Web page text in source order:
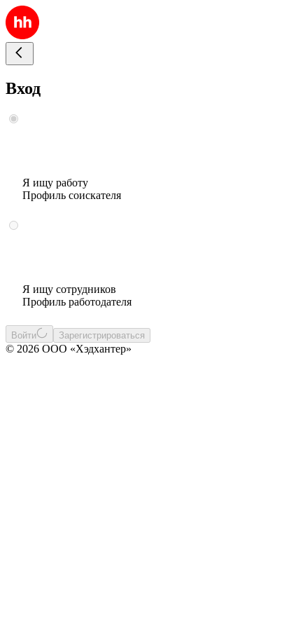
Вход
Я ищу работу
Профиль соискателя
Я ищу сотрудников
Профиль работодателя
Войти Зарегистрироваться
© 2026 ООО «Хэдхантер»